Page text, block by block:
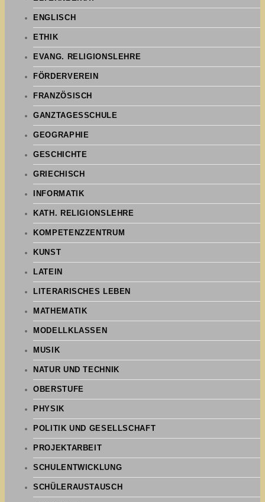
ENGLISCH
ETHIK
EVANG. RELIGIONSLEHRE
FÖRDERVEREIN
FRANZÖSISCH
GANZTAGESSCHULE
GEOGRAPHIE
GESCHICHTE
GRIECHISCH
INFORMATIK
KATH. RELIGIONSLEHRE
KOMPETENZZENTRUM
KUNST
LATEIN
LITERARISCHES LEBEN
MATHEMATIK
MODELLKLASSEN
MUSIK
NATUR UND TECHNIK
OBERSTUFE
PHYSIK
POLITIK UND GESELLSCHAFT
PROJEKTARBEIT
SCHULENTWICKLUNG
SCHÜLERAUSTAUSCH